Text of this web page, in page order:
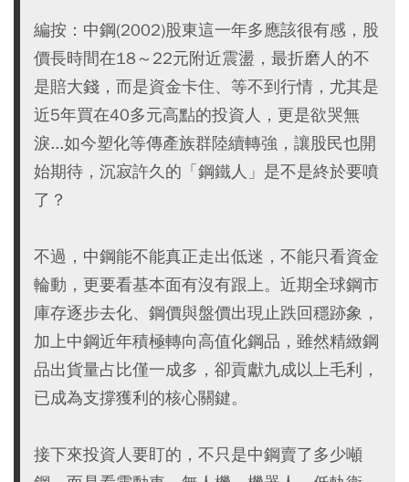
編按：中鋼(2002)股東這一年多應該很有感，股
價長時間在18～22元附近震盪，最折磨人的不
是賠大錢，而是資金卡住、等不到行情，尤其是
近5年買在40多元高點的投資人，更是欲哭無
淚...如今塑化等傳產族群陸續轉強，讓股民也開
始期待，沉寂許久的「鋼鐵人」是不是終於要噴
了？
不過，中鋼能不能真正走出低迷，不能只看資金
輪動，更要看基本面有沒有跟上。近期全球鋼市
庫存逐步去化、鋼價與盤價出現止跌回穩跡象，
加上中鋼近年積極轉向高值化鋼品，雖然精緻鋼
品出貨量占比僅一成多，卻貢獻九成以上毛利，
已成為支撐獲利的核心關鍵。
接下來投資人要盯的，不只是中鋼賣了多少噸